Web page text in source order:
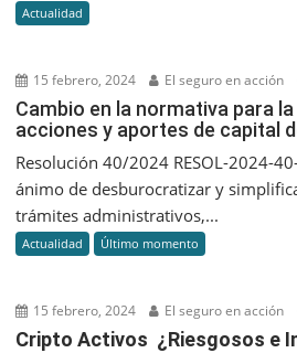
Actualidad
15 febrero, 2024 El seguro en acción
Cambio en la normativa para
acciones y aportes de capital
Resolución 40/2024 RESOL-2024-
ánimo de desburocratizar y
trámites administrativos,...
Actualidad Último momento
15 febrero, 2024 El seguro en acción
Cripto Activos ¿Riesgosos e